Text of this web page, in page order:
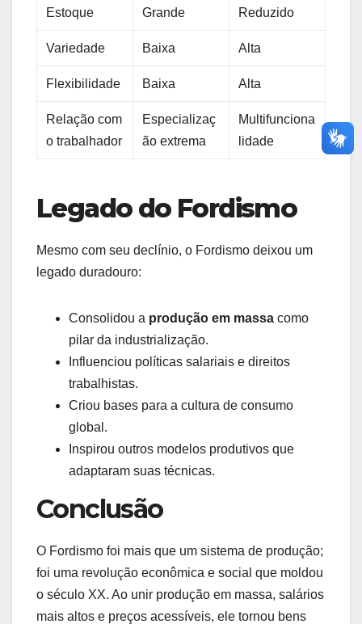
Estoque Grande Reduzido
Variedade Baixa Alta
Flexibilidade Baixa Alta
Relação com
o trabalhador
Especializaç
ão extrema
Multifunciona
lidade
Legado do Fordismo
Mesmo com seu declínio, o Fordismo deixou um
legado duradouro:
Consolidou a produção em massa como
pilar da industrialização.
Influenciou políticas salariais e direitos
trabalhistas.
Criou bases para a cultura de consumo
global.
Inspirou outros modelos produtivos que
adaptaram suas técnicas.
Conclusão
O Fordismo foi mais que um sistema de produção;
foi uma revolução econômica e social que moldou
o século XX. Ao unir produção em massa, salários
mais altos e preços acessíveis, ele tornou bens